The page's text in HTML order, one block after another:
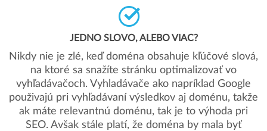
JEDNO SLOVO, ALEBO VIAC?
Nikdy nie je zlé, keď doména obsahuje kľúčové slová,
na ktoré sa snažíte stránku optimalizovať vo
vyhľadávačoch. Vyhladávače ako napríklad Google
použivajú pri vyhľadávaní výsledkov aj doménu, takže
ak máte relevantnú doménu, tak je to výhoda pri
SEO. Avšak stále platí, že doména by mala byť